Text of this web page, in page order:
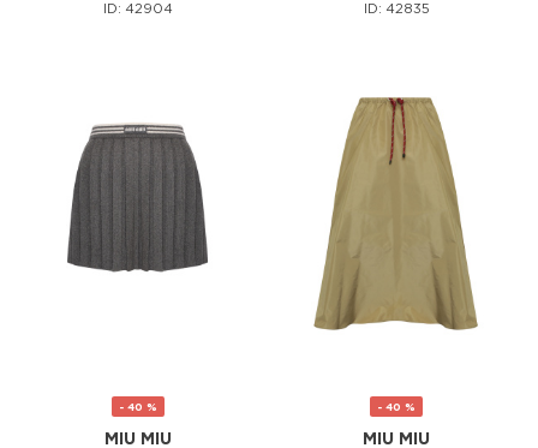
ID: 42904 ID: 42835
- 40 %
MIU MIU
- 40 %
MIU MIU